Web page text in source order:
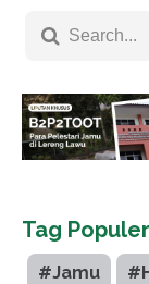
Tag Populer
#Jamu